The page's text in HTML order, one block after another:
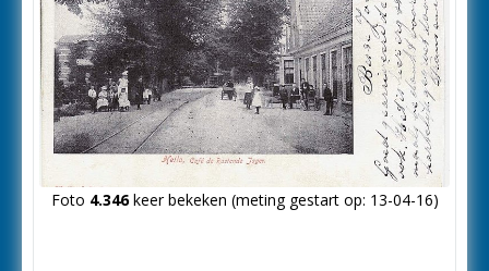
Foto 4.346keer bekeken (meting gestart op: 13-04-16)